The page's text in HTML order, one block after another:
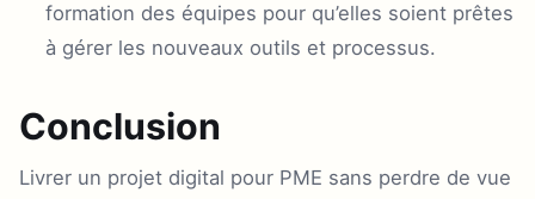
formation des équipes pour qu’elles soient prêtes
à gérer les nouveaux outils et processus.
Conclusion
Livrer un projet digital pour PME sans perdre de vue